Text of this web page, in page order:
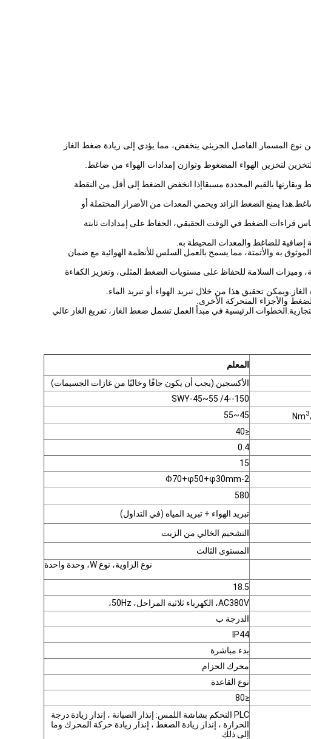
المسمار.الفاصل الجزيئي ينخفض، مما يؤدي إلى زيادة ضغط الغاز
لتخزين الهواء المضغوط وتوازن إمدادات الهواء من ضاغط.
بالقيم المحددة مسبقاإذا انخفض الضغط إلى أقل من النقطة
يمنع الضغط الزائد ويحمي المعدات من الأضرار المحتملة أو
قراءات الضغط في الوقت الحقيقي، الحفاظ على إمدادات ثابتة
للضاغط والمعدات المحيطة به.
به والأتمتة، مما يسمح بالعمل السلس للأنظمة الهوائية مع ضمان
وميزات السلامة للحفاظ على مستويات الضغط المثلى، وتعزيز الكفاءة
تحقيق هذا من خلال تبريد الهواء أو تبريد الماء.
والأجزاء المتحركة الأخرى.
الرئيسية في مبدأ العمل تشمل ضغط الغاز، تفريغ الغاز عالي
المعلم
الأكسجين (يجب أن يكون جافًا وخاليًا من غازات الجسيمات)
SWY-45~55 /4--150
3
45~55
≤40
0.4
15
2-Φ70+φ50+φ30mm
580
تبريد الهواء + تبريد المياه (في التداول)
التشحيم الخالي من الزيت
المستوى الثالث
نوع الزاوية، نوع W، وحدة واحدة
18.5
AC380V، الكهرباء ثلاثية المراحل، 50Hz،
الدرجة ب
IP44
بدء مباشرة
محرك الحزام
نوع القاعدة
≤80
PLC التحكم بشاشة اللمس: إنذار الصيانة ، إنذار زيادة درجة
الحرارة ، إنذار زيادة الضغط ، إنذار زيادة حركة المحرك وما
إلى ذلك